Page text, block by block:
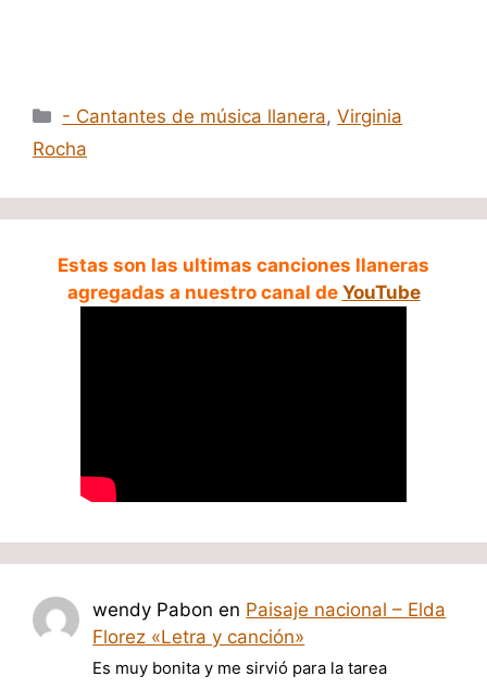
Categorías
- Cantantes de música llanera,Virginia
Rocha
Estas son las ultimas canciones llaneras
agregadas a nuestro canal de YouTube
wendy Pabon en Paisaje nacional – Elda
Florez «Letra y canción»
Es muy bonita y me sirvió para la tarea